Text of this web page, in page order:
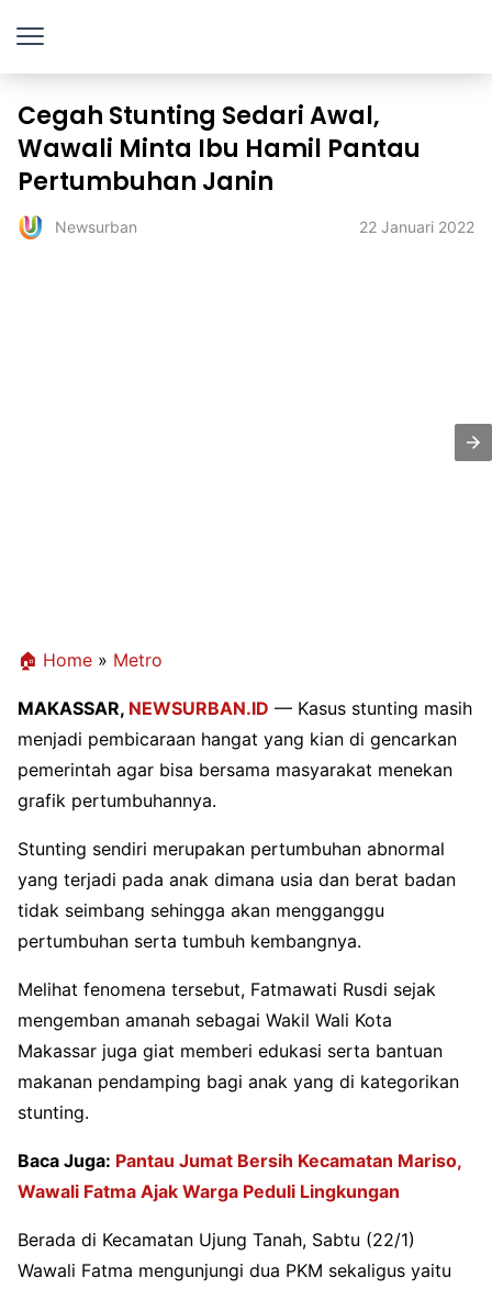
Cegah Stunting Sedari Awal,
Wawali Minta Ibu Hamil Pantau
Pertumbuhan Janin
Newsurban 22 Januari 2022
🏠 Home » Metro
MAKASSAR, NEWSURBAN.ID — Kasus stunting masih
menjadi pembicaraan hangat yang kian di gencarkan
pemerintah agar bisa bersama masyarakat menekan
grafik pertumbuhannya.
Stunting sendiri merupakan pertumbuhan abnormal
yang terjadi pada anak dimana usia dan berat badan
tidak seimbang sehingga akan mengganggu
pertumbuhan serta tumbuh kembangnya.
Melihat fenomena tersebut, Fatmawati Rusdi sejak
mengemban amanah sebagai Wakil Wali Kota
Makassar juga giat memberi edukasi serta bantuan
makanan pendamping bagi anak yang di kategorikan
stunting.
Baca Juga: Pantau Jumat Bersih Kecamatan Mariso,
Wawali Fatma Ajak Warga Peduli Lingkungan
Berada di Kecamatan Ujung Tanah, Sabtu (22/1)
Wawali Fatma mengunjungi dua PKM sekaligus yaitu